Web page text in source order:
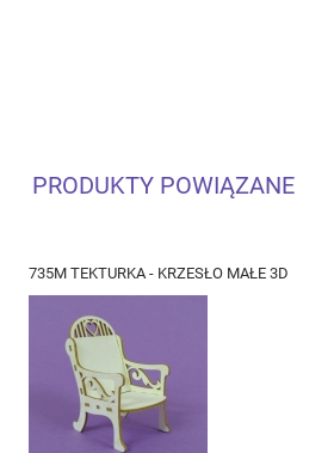
PRODUKTY POWIĄZANE
735M TEKTURKA - KRZESŁO MAŁE 3D